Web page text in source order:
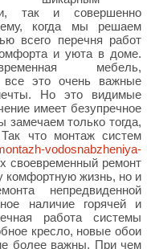
так и совершенно
когда мы решаем
всего перечня работ
и уюта в доме.
мебель,
все это очень важные
Но это видимые
имеет безупречное
замечаем только тогда,
что монтаж систем
vodosnabzheniya-
своевременный ремонт
комфортную жизнь, но и
непредвиденной
наличие горячей и
работа системы
кресло, новые обои
более важны. При чем